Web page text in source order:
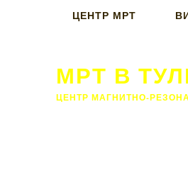
ЦЕНТР МРТ
МРТ В
ЦЕНТР МАГНИТНО-